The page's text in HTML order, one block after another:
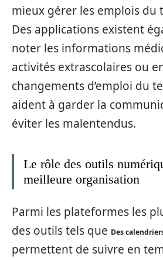
mieux gérer les emplois du
Des applications existent
noter les informations
activités extrascolaires ou
changements d’emploi du
aident à garder la
éviter les malentendus.
Le rôle des outils
meilleure organisation
Parmi les plateformes les
des outils tels que Des
permettent de suivre en